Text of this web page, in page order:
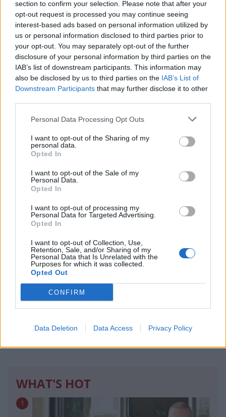
section to confirm your selection. Please note that after your
opt-out request is processed you may continue seeing
interest-based ads based on personal information utilized by
us or personal information disclosed to third parties prior to
your opt-out. You may separately opt-out of the further
disclosure of your personal information by third parties on the
IAB’s list of downstream participants. This information may
also be disclosed by us to third parties on the IAB’s List of
Downstream Participants that may further disclose it to other
Personal Data Processing Opt Outs
I want to opt-out of the Sharing of my
personal data.
Opted In
I want to opt-out of the Sale of my
Personal Data.
Opted In
I want to opt-out of processing my
Personal Data for Targeted Advertising.
Opted In
I want to opt-out of Collection, Use,
Retention, Sale, and/or Sharing of my
Personal Data that Is Unrelated with the
Purposes for which it was collected.
Opted Out
CONFIRM
Data Deletion Data Access Privacy Policy
χαρούμενα γενέθλια με τα δύο του παιδιά
στη θάλασσα
για νεανική και λαμπερή επιδερμίδα
WHAT'S HOT
1